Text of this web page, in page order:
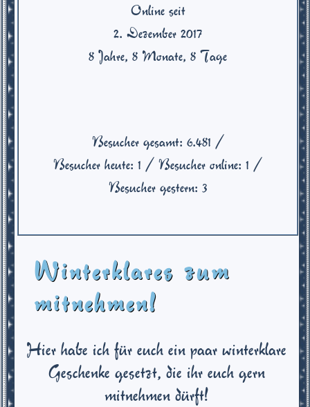
Online seit
2. Dezember 2017
8 Jahre, 8 Monate, 8 Tage
Besucher gesamt: 6.481 /
Besucher heute:1 / Besucher online:1 /
Besucher gestern: 3
Winterklares zum
mitnehmen!
Hier habe ich für euch ein paar winterklare
Geschenke gesetzt, die ihr euch gern
mitnehmen dürft!